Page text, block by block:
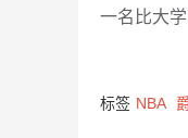
一名比大
标签 NBA